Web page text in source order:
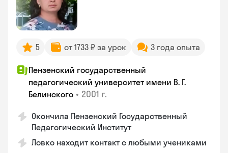
5 от 1733 ₽ за урок 3 года опыта
Пензенский государственный
педагогический университет имени В. Г.
Белинского • 2001 г.
Окончила Пензенский Государственный
Педагогический Институт
Ловко находит контакт с любыми учениками